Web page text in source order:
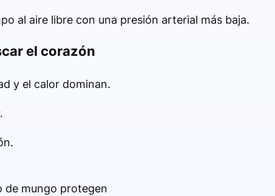
al aire libre con una presión arterial más baja.
el corazón
y el calor dominan.
de mungo protegen